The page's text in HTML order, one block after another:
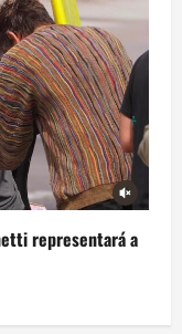
representará a